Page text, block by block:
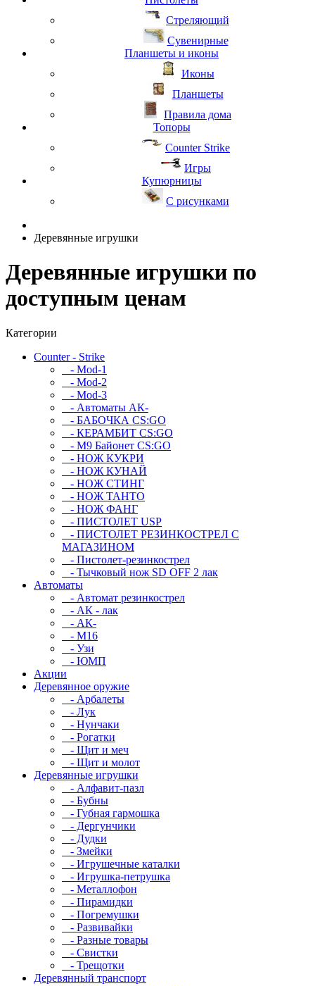
Стреляющий
Сувенирные
Планшеты и иконы
Иконы
Планшеты
Правила дома
Топоры
Counter Strike
Игры
Купюрницы
С рисунками
Деревянные игрушки
Деревянные игрушки по
доступным ценам
Категории
Counter - Strike
- Mod-1
- Mod-2
- Mod-3
- Автоматы АК-
- БАБОЧКА CS:GO
- КЕРАМБИТ CS:GO
- М9 Байонет CS:GO
- НОЖ КУКРИ
- НОЖ КУНАЙ
- НОЖ СТИНГ
- НОЖ ТАНТО
- НОЖ ФАНГ
- ПИСТОЛЕТ USP
- ПИСТОЛЕТ РЕЗИНКОСТРЕЛ С
МАГАЗИНОМ
- Пистолет-резинкострел
- Тычковый нож SD OFF 2 лак
Автоматы
- Автомат резинкострел
- АК - лак
- АК-
- М16
- Узи
- ЮМП
Акции
Деревянное оружие
- Арбалеты
- Лук
- Нунчаки
- Рогатки
- Щит и меч
- Щит и молот
Деревянные игрушки
- Алфавит-пазл
- Бубны
- Губная гармошка
- Дергунчики
- Дудки
- Змейки
- Игрушечные каталки
- Игрушка-петрушка
- Металлофон
- Пирамидки
- Погремушки
- Развивайки
- Разные товары
- Свистки
- Трещотки
Деревянный транспорт